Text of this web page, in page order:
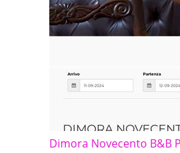
Dimora Novecento B&B